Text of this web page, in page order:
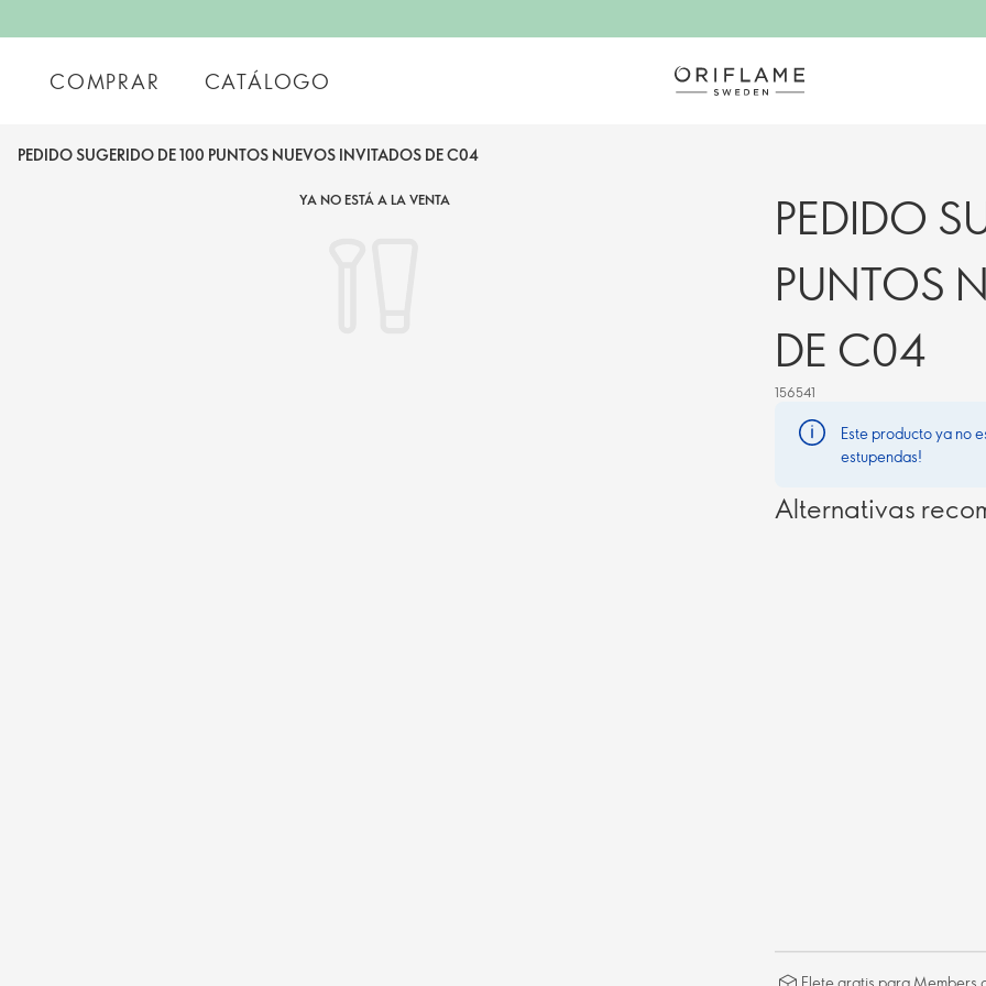
COMPRAR CATÁLOGO
PEDIDO SUGERIDO DE 100 PUNTOS NUEVOS INVITADOS DE C04
YA NO ESTÁ A LA VENTA
PEDIDO
PUNTOS
DE C04
156541
Este producto ya no
estupendas!
Alternativas